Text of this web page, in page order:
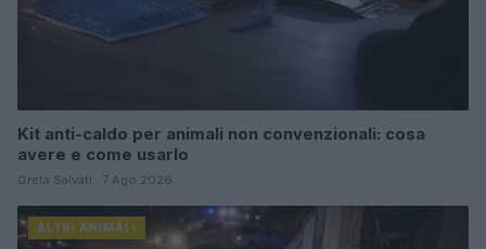
Kit anti-caldo per animali non convenzionali: cosa
avere e come usarlo
Greta Salvati · 7 Ago 2026
ALTRI ANIMALI